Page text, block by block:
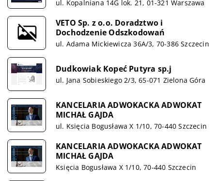
ul. Kopalniana 14G lok. 21, 01-321 Warszawa
VETO Sp. z o.o. Doradztwo i
Dochodzenie Odszkodowań
ul. Adama Mickiewicza 36A/3, 70-386 Szczecin
Dudkowiak Kopeć Putyra sp.j
ul. Jana Sobieskiego 2/3, 65-071 Zielona Góra
KANCELARIA ADWOKACKA ADWOKAT
MICHAŁ GAJDA
ul. Księcia Bogusława X 1/10, 70-440 Szczecin
KANCELARIA ADWOKACKA ADWOKAT
MICHAŁ GAJDA
Księcia Bogusława X 1/10, 70-440 Szczecin